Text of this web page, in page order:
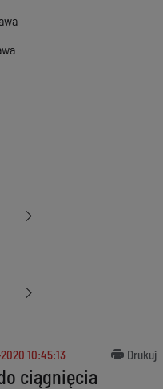
10:45:13 Drukuj
ciągnięcia